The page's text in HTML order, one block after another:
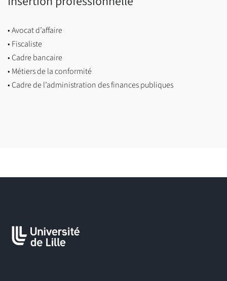
• Avocat d’affaire
• Fiscaliste
• Cadre bancaire
• Métiers de la conformité
• Cadre de l’administration des finances publiques